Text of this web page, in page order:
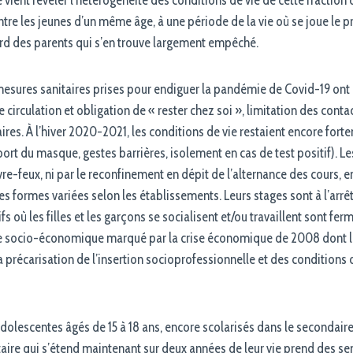
les jeunes d’un même âge, à une période de la vie où se joue le
des parents qui s’en trouve largement empêché.
sanitaires prises pour endiguer la pandémie de Covid-19
circulation et obligation de « rester chez soi », limitation des
À l’hiver 2020-2021, les conditions de vie restaient encore
du masque, gestes barrières, isolement en cas de test positif).
feux, ni par le reconfinement en dépit de l’alternance des cours,
formes variées selon les établissements. Leurs stages sont à
où les filles et les garçons se socialisent et/ou travaillent sont
socio-économique marqué par la crise économique de 2008 dont
de l’insertion socioprofessionnelle et des conditions
âgés de 15 à 18 ans, encore scolarisés dans le
qui s’étend maintenant sur deux années de leur vie prend des